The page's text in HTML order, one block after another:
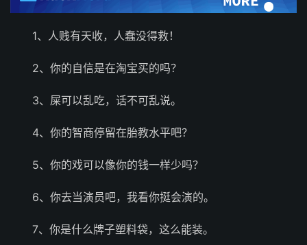
1、人贱有天收，人蠢没得救！
2、你的自信是在淘宝买的吗？
3、屎可以乱吃，话不可乱说。
4、你的智商停留在胎教水平吧？
5、你的戏可以像你的钱一样少吗？
6、你去当演员吧，我看你挺会演的。
7、你是什么牌子塑料袋，这么能装。